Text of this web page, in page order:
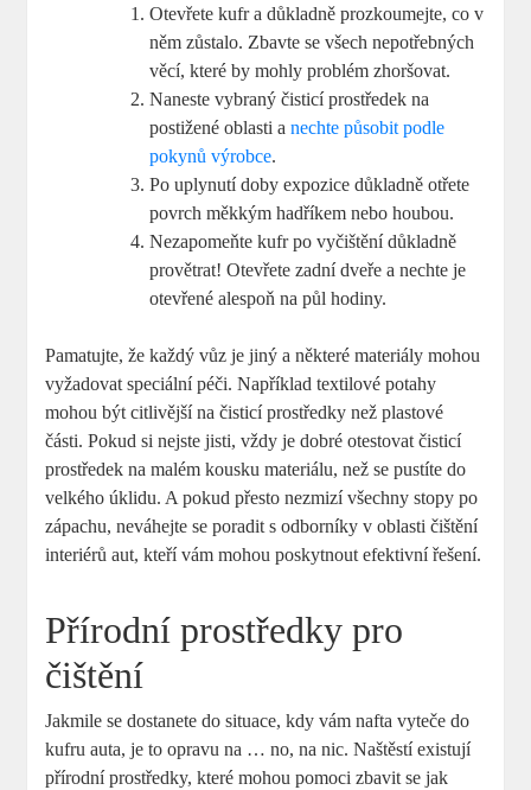
Otevřete kufr a důkladně prozkoumejte, co v
něm zůstalo. Zbavte se všech nepotřebných
věcí, které by mohly problém zhoršovat.
Naneste vybraný čisticí prostředek na
postižené oblasti anechte působit podle
pokynů výrobce.
Po uplynutí doby expozice důkladně otřete
povrch měkkým hadříkem nebo houbou.
Nezapomeňte kufr po vyčištění důkladně
provětrat! Otevřete zadní dveře a nechte je
otevřené alespoň na půl hodiny.
Pamatujte, že každý vůz je jiný a některé materiály mohou
vyžadovat speciální péči. Například textilové potahy
mohou být citlivější na čisticí prostředky než plastové
části. Pokud si nejste jisti, vždy je dobré otestovat čisticí
prostředek na malém kousku materiálu, než se pustíte do
velkého úklidu. A pokud přesto nezmizí všechny stopy po
zápachu, neváhejte se poradit s odborníky v oblasti čištění
interiérů aut, kteří vám mohou poskytnout efektivní řešení.
Přírodní prostředky pro
čištění
Jakmile se dostanete do situace, kdy vám nafta vyteče do
kufru auta, je to opravu na … no, na nic. Naštěstí existují
přírodní prostředky, které mohou pomoci zbavit se jak